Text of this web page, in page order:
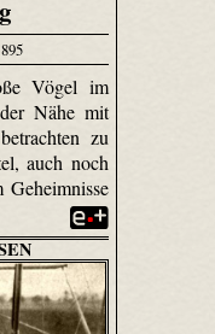
Vögel im
Nähe mit
zu
auch noch